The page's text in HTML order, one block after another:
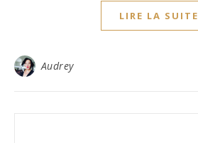
LIRE LA SUITE
Audrey